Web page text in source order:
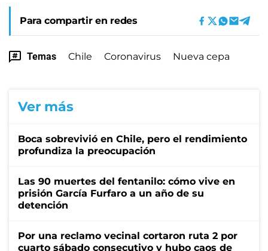
Para compartir en redes
Temas Chile Coronavirus Nueva cepa
Ver más
Boca sobrevivió en Chile, pero el rendimiento
profundiza la preocupación
Las 90 muertes del fentanilo: cómo vive en
prisión García Furfaro a un año de su
detención
Por una reclamo vecinal cortaron ruta 2 por
cuarto sábado consecutivo y hubo caos de